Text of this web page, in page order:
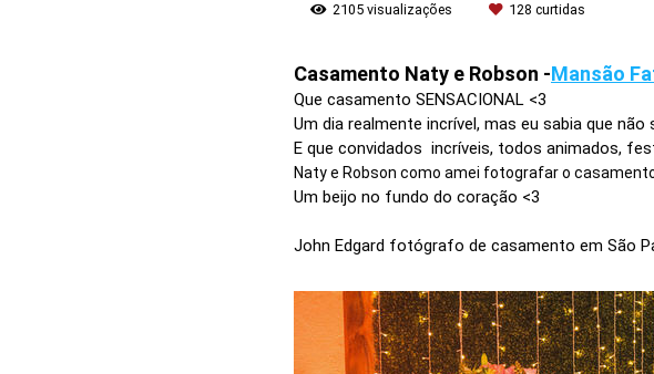
2105 visualizações 128 curtidas
Casamento Naty e Robson -Mansão
Que casamento SENSACIONAL <3
Um dia realmente incrível, mas eu sabia que
E que convidados incríveis, todos animados,
Naty e Robson como amei fotografar o
Um beijo no fundo do coração <3
John Edgard fotógrafo de casamento em São